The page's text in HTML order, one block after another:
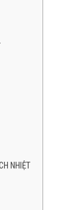
NHIỆT